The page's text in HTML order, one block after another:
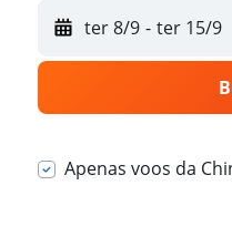
ter 8/9 - ter 15/9
Apenas voos da